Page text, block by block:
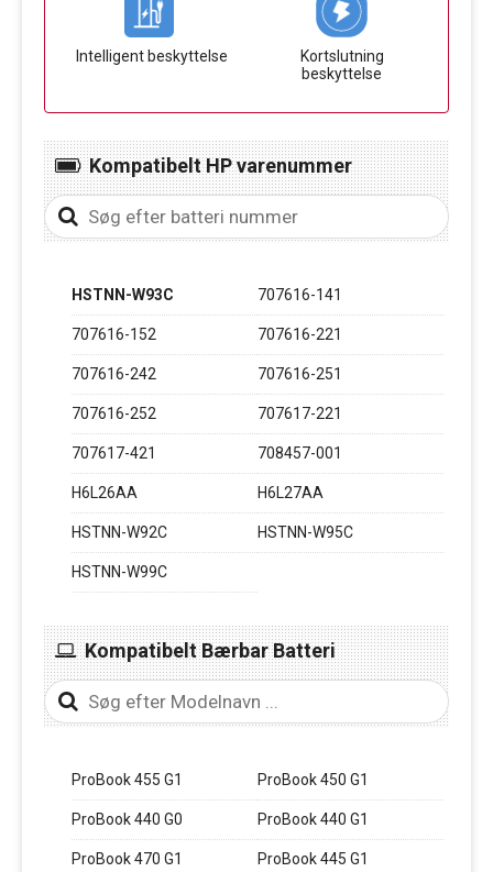
Intelligent beskyttelse
Kortslutning
beskyttelse
Kompatibelt HP varenummer
HSTNN-W93C 707616-141
707616-152 707616-221
707616-242 707616-251
707616-252 707617-221
707617-421 708457-001
H6L26AA H6L27AA
HSTNN-W92C HSTNN-W95C
HSTNN-W99C
Kompatibelt Bærbar Batteri
ProBook 455 G1 ProBook 450 G1
ProBook 440 G0 ProBook 440 G1
ProBook 470 G1 ProBook 445 G1